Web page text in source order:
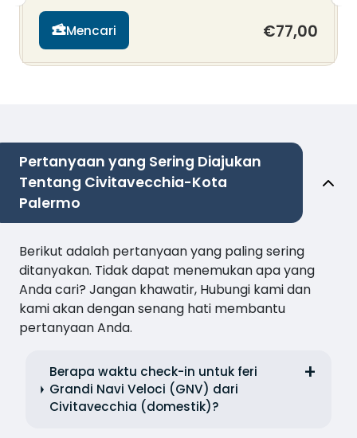
Mencari €77,00
Pertanyaan yang Sering Diajukan
Tentang Civitavecchia-Kota
Palermo
Berikut adalah pertanyaan yang paling sering
ditanyakan. Tidak dapat menemukan apa yang
Anda cari? Jangan khawatir, Hubungi kami dan
kami akan dengan senang hati membantu
pertanyaan Anda.
Berapa waktu check-in untuk feri
Grandi Navi Veloci (GNV) dari
Civitavecchia (domestik)?